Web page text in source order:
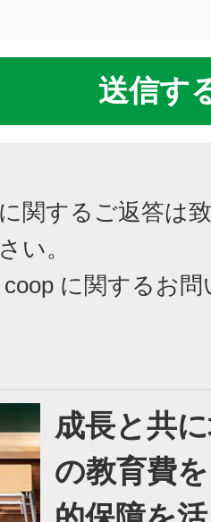
関するご返答は
い。
に関するお
成長と共
の教育費